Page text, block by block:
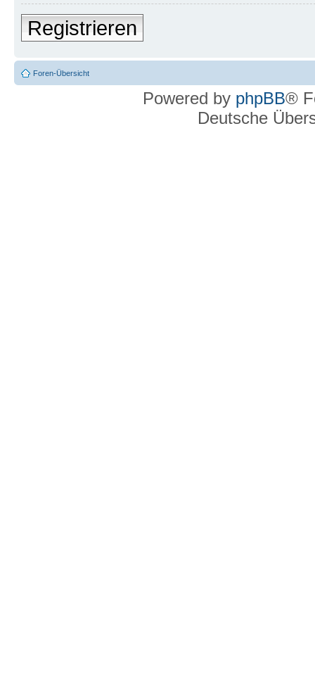
Registrieren
Foren-Übersicht
Powered by phpBB®
Deutsche